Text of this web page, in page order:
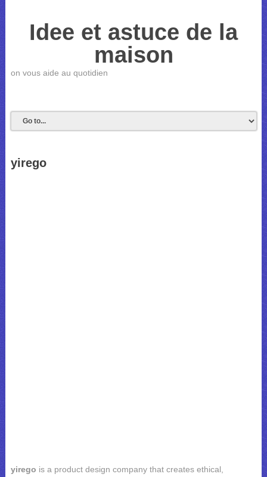
Idee et astuce de la
maison
on vous aide au quotidien
yirego
yirego is a product design company that creates ethical,